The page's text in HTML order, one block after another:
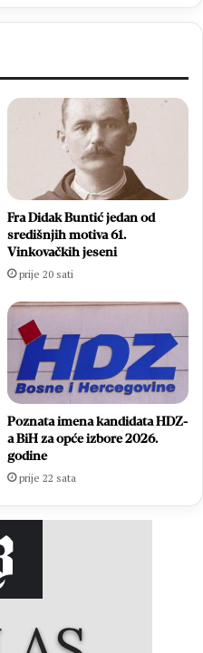
Fra Didak Buntić jedan od
središnjih motiva 61.
Vinkovačkih jeseni
prije 20 sati
Poznata imena kandidata HDZ-
a BiH za opće izbore 2026.
godine
prije 22 sata